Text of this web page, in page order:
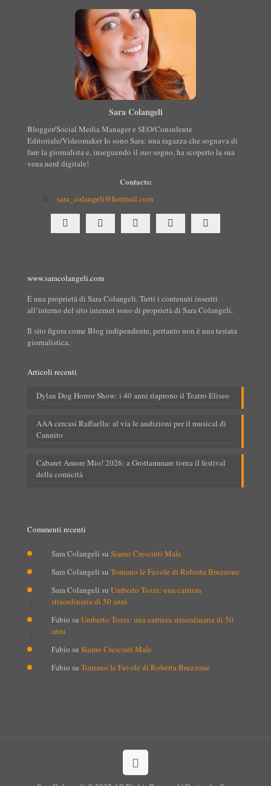
Sara Colangeli
Blogger/Social Media Manager e SEO/Consulente
Editoriale/Videomaker Io sono Sara: una ragazza che sognava di
fare la giornalista e, inseguendo il suo sogno, ha scoperto la sua
vena nerd digitale!
Contacts:
sara_colangeli@hotmail.com
www.saracolangeli.com
È una proprietà di Sara Colangeli. Tutti i contenuti inseriti
all’interno del sito internet sono di proprietà di Sara Colangeli.
Il sito figura come Blog indipendente, pertanto non è una testata
giornalistica.
Articoli recenti
Dylan Dog Horror Show: i 40 anni riaprono il Teatro Eliseo
AAA cercasi Raffaella: al via le audizioni per il musical di
Cannito
Cabaret Amore Mio! 2026: a Grottammare torna il festival
della comicità
Commenti recenti
Sara Colangeli su Siamo Cresciuti Male
Sara Colangeli su Tornano le Favole di Roberta Bruzzone
Sara Colangeli su Umberto Tozzi: una carriera
straordinaria di 50 anni
Fabio su Umberto Tozzi: una carriera straordinaria di 50
anni
Fabio su Siamo Cresciuti Male
Fabio su Tornano le Favole di Roberta Bruzzone